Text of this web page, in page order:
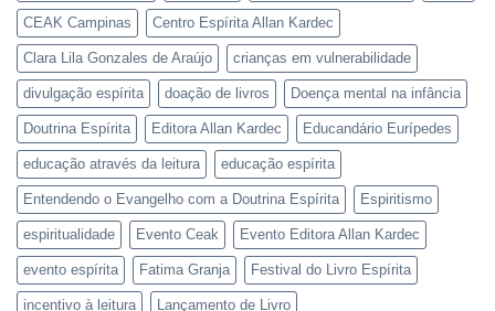
CEAK Campinas Centro Espírita Allan Kardec
Clara Lila Gonzales de Araújo crianças em vulnerabilidade
divulgação espírita doação de livros Doença mental na infância
Doutrina Espírita Editora Allan Kardec Educandário Eurípedes
educação através da leitura educação espírita
Entendendo o Evangelho com a Doutrina Espírita Espiritismo
espiritualidade Evento Ceak Evento Editora Allan Kardec
evento espírita Fatima Granja Festival do Livro Espírita
incentivo à leitura Lançamento de Livro